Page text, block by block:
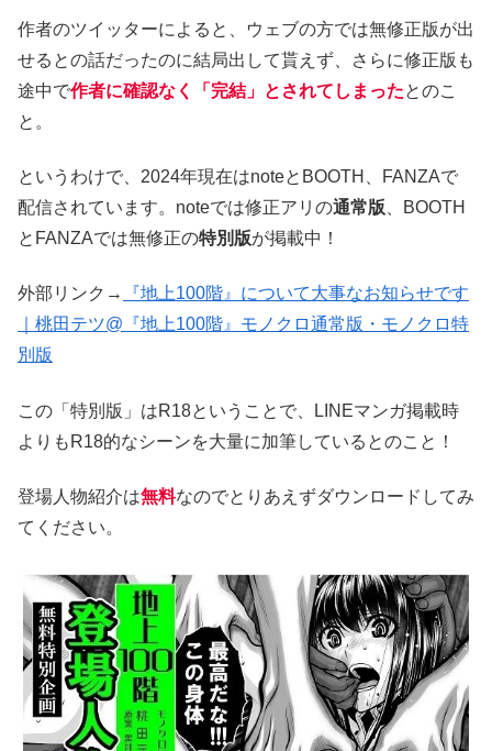
作者のツイッターによると、ウェブの方では無修正版が出
せるとの話だったのに結局出して貰えず、さらに修正版も
途中で作者に確認なく「完結」とされてしまったとのこ
と。
というわけで、2024年現在はnoteとBOOTH、FANZAで
配信されています。noteでは修正アリの通常版 、BOOTH
とFANZAでは無修正の特別版が掲載中！
外部リンク→
『地上100階』について大事なお知らせです
｜桃田テツ@『地上100階』モノクロ通常版・モノクロ特
別版
この「特別版」はR18ということで、LINEマンガ掲載時
よりもR18的なシーンを大量に加筆しているとのこと！
登場人物紹介は無料なのでとりあえずダウンロードしてみ
てください。